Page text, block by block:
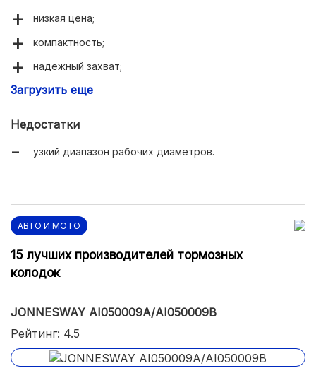
низкая цена;
компактность;
надежный захват;
надежность.
Загрузить еще
Недостатки
узкий диапазон рабочих диаметров.
АВТО И МОТО
15 лучших производителей тормозных
колодок
JONNESWAY AI050009A/AI050009B
Рейтинг: 4.5